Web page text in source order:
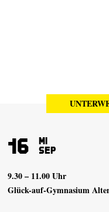
16 Mi
Sep
9.30 – 11.00 Uhr
Glück-auf-Gymnasium